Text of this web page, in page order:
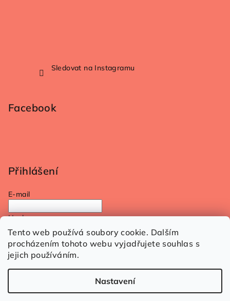
Tento web používá soubory cookie. Dalším
procházením tohoto webu vyjadřujete souhlas s
jejich používáním.
Nastavení
Sledovat na Instagramu
Facebook
Přihlášení
E-mail
Heslo
Přihlásit se
Nová registraceZapomenuté heslo